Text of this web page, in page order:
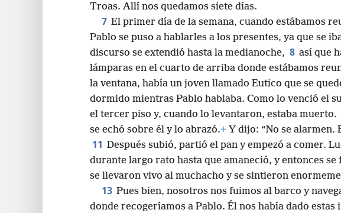
Troas. Allí nos quedamos siete días.
7 El primer día de la semana, cuando estábamos
Pablo se puso a hablarles a los presentes, ya que se
discurso se extendió hasta la medianoche, 8 así que
lámparas en el cuarto de arriba donde estábamos
la ventana, había un joven llamado Eutico que se
dormido mientras Pablo hablaba. Como lo venció el
el tercer piso y, cuando lo levantaron, estaba muerto.
se echó sobre él y lo abrazó.+ Y dijo: “No se alarmen.
11 Después subió, partió el pan y empezó a comer.
durante largo rato hasta que amaneció, y entonces se
se llevaron vivo al muchacho y se sintieron
13 Pues bien, nosotros nos fuimos al barco y
donde recogeríamos a Pablo. Él nos había dado